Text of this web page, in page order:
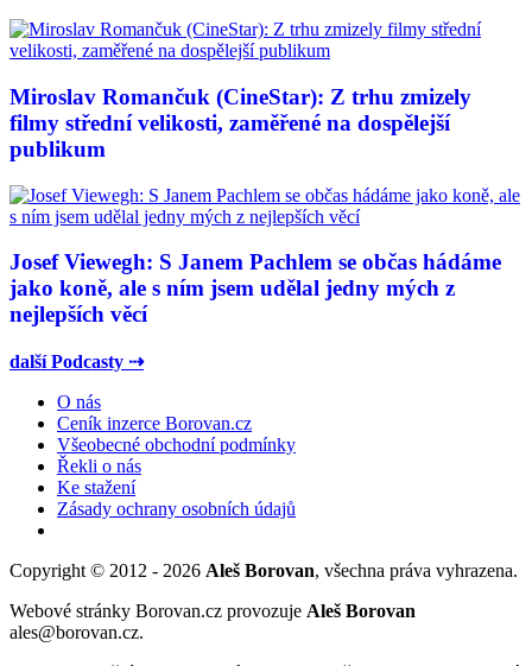
Miroslav Romančuk (CineStar): Z trhu zmizely
filmy střední velikosti, zaměřené na dospělejší
publikum
Josef Viewegh: S Janem Pachlem se občas hádáme
jako koně, ale s ním jsem udělal jedny mých z
nejlepších věcí
další Podcasty ⇢
O nás
Ceník inzerce Borovan.cz
Všeobecné obchodní podmínky
Řekli o nás
Ke stažení
Zásady ochrany osobních údajů
Copyright © 2012 - 2026 Aleš Borovan, všechna práva vyhrazena.
Webové stránky Borovan.cz provozuje Aleš Borovan
ales@borovan.cz.